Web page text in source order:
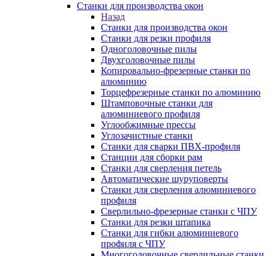
Станки для производства окон
Назад
Станки для производства окон
Станки для резки профиля
Одноголовочные пилы
Двухголовочные пилы
Копировально-фрезерные станки по
алюминию
Торцефрезерные станки по алюминию
Штамповочные станки для
алюминиевого профиля
Углообжимные прессы
Углозачистные станки
Станки для сварки ПВХ-профиля
Станции для сборки рам
Станки для сверления петель
Автоматические шуруповерты
Станки для сверления алюминиевого
профиля
Сверлильно-фрезерные станки с ЧПУ
Станки для резки штапика
Станки для гибки алюминиевого
профиля с ЧПУ